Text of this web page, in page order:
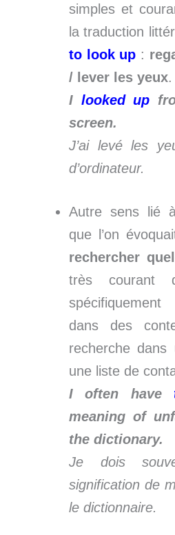
simples et
la traduction
to look up :
/ lever les yeux
I looked up
screen.
J’ai levé les
d’ordinateur.
Autre sens lié
que l’on
rechercher
très courant
dans des
recherche dans
une liste de
I often have
meaning of
the dictionary.
Je dois
signification de
le dictionnaire.